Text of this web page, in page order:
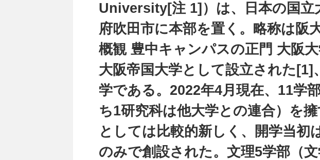
University[注 1]）は、日本の国立
府吹田市に本部を置く。略称は阪
概観 豊中キャンパスの正門 大阪
大阪帝国大学として設立された[1]
学である。2022年4月現在、11学
ち1研究科は他大学との連合）を
としては比較的新しく、開学当初
のみで創設された。文理5学部（